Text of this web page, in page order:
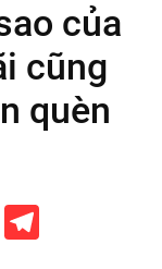
của
cũng
quèn